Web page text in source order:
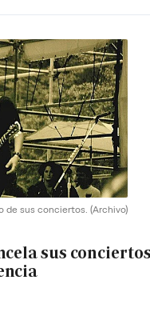
de sus conciertos. (Archivo)
sus